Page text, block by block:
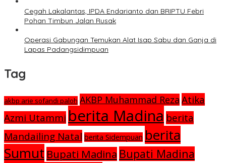
Cegah Lakalantas, IPDA Endarianto dan BRIPTU Febri
Pohan Timbun Jalan Rusak
Operasi Gabungan Temukan Alat Isap Sabu dan Ganja di
Lapas Padangsidimpuan
Tag
akbp arie sofandi paloh AKBP Muhammad Reza Atika
Azmi Utammi berita Madina berita
Mandailing Natal berita Sidempuan berita
Sumut Bupati Madina Bupati Madina